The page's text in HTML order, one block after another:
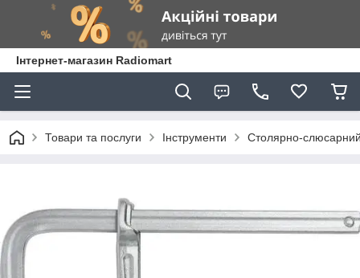
Інтернет-магазин Radiomart
Товари та послуги Інструменти Столярно-